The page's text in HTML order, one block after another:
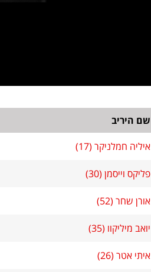
שם היריב
איליה חמלניקר (17)
פליקס וייסמן (30)
אורן שחר (52)
יואב מיליקוו (35)
איתי אטר (26)